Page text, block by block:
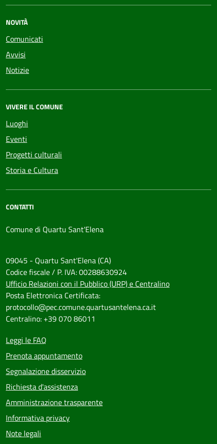
NOVITÀ
Comunicati
Avvisi
Notizie
VIVERE IL COMUNE
Luoghi
Eventi
Progetti culturali
Storia e Cultura
CONTATTI
Comune di Quartu Sant'Elena
09045 - Quartu Sant'Elena (CA)
Codice fiscale / P. IVA: 00288630924
Ufficio Relazioni con il Pubblico (URP) e Centralino
Posta Elettronica Certificata:
protocollo@pec.comune.quartusantelena.ca.it
Centralino: +39 070 86011
Leggi le FAQ
Prenota appuntamento
Segnalazione disservizio
Richiesta d'assistenza
Amministrazione trasparente
Informativa privacy
Note legali